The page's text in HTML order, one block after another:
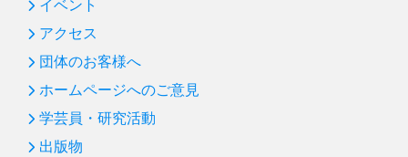
イベント
アクセス
団体のお客様へ
ホームページへのご意見
学芸員・研究活動
出版物